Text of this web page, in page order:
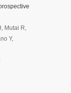
Mutai R,
Y,